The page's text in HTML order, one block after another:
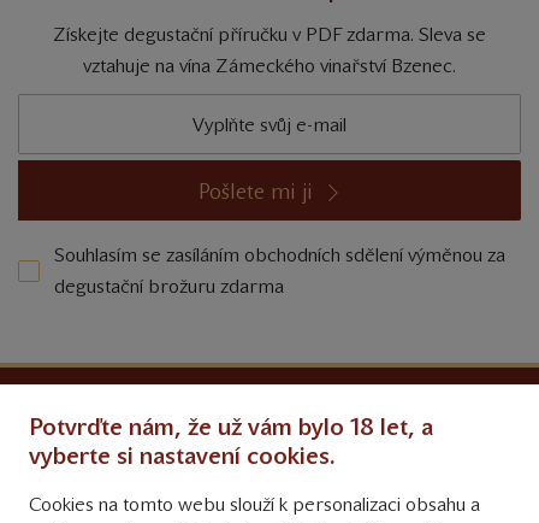
Získejte degustační příručku v PDF zdarma. Sleva se
vztahuje na vína Zámeckého vinařství Bzenec.
Pošlete mi ji
Souhlasím se zasíláním obchodních sdělení výměnou za
degustační brožuru zdarma
Obchodní podmínky
Přinášíme vám týdně
Potvrďte nám, že už vám bylo 18 let, a
vyberte si nastavení cookies.
Cookies na tomto webu slouží k personalizaci obsahu a